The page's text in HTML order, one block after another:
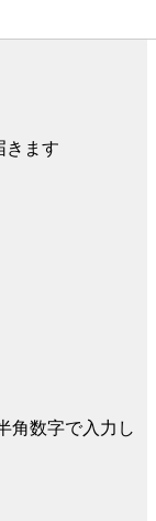
きます
角数字で入力し